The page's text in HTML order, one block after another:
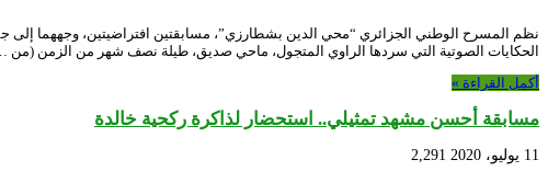
الحكايات الصوتية التي سردها الراوي المتجول، ماحي صديق، طيلة نصف شهر من الزمن (من …
أكمل القراءة »
مسابقة أحسن مشهد تمثيلي.. استحضار لذاكرة ركحية خالدة
11 يوليو، 2020 2,291